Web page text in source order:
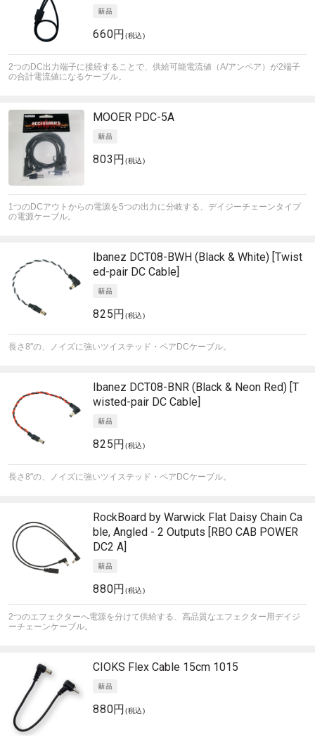
660円(税込)
2つのDC出力端子に接続することで、供給可能電流値（A/アンペア）が2端子
の合計電流値になるケーブル。
MOOER PDC-5A
803円(税込)
1つのDCアウトからの電源を5つの出力に分岐する、デイジーチェーンタイプ
の電源ケーブル。
Ibanez DCT08-BWH (Black & White) [Twist
ed-pair DC Cable]
825円(税込)
長さ8"の、ノイズに強いツイステッド・ペアDCケーブル。
Ibanez DCT08-BNR (Black & Neon Red) [T
wisted-pair DC Cable]
825円(税込)
長さ8"の、ノイズに強いツイステッド・ペアDCケーブル。
RockBoard by Warwick Flat Daisy Chain Ca
ble, Angled - 2 Outputs [RBO CAB POWER
DC2 A]
880円(税込)
2つのエフェクターへ電源を分けて供給する、高品質なエフェクター用デイジ
ーチェーンケーブル。
CIOKS Flex Cable 15cm 1015
880円(税込)